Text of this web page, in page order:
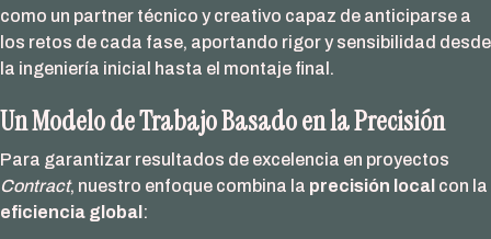
como un partner técnico y creativo capaz de anticiparse a
los retos de cada fase, aportando rigor y sensibilidad desde
la ingeniería inicial hasta el montaje final.
Un Modelo de Trabajo Basado en la Precisión
Para garantizar resultados de excelencia en proyectos
Contract, nuestro enfoque combina la precisión local con la
eficiencia global :